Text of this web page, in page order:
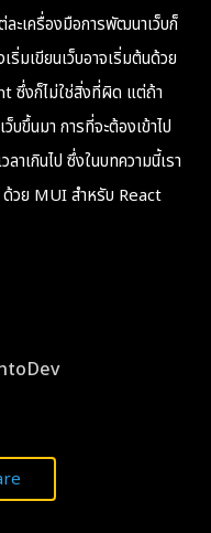
เครื่องมือการพัฒนาเว็บก็
ริ่มเขียนเว็บอาจเริ่มต้นด้วย
ซึ่งก็ไม่ใช่สิ่งที่ผิด แต่ถ้า
ขึ้นมา การที่จะต้องเข้าไป
าเกินไป ซึ่งในบทความนี้เรา
ด้วย MUI สำหรับ React